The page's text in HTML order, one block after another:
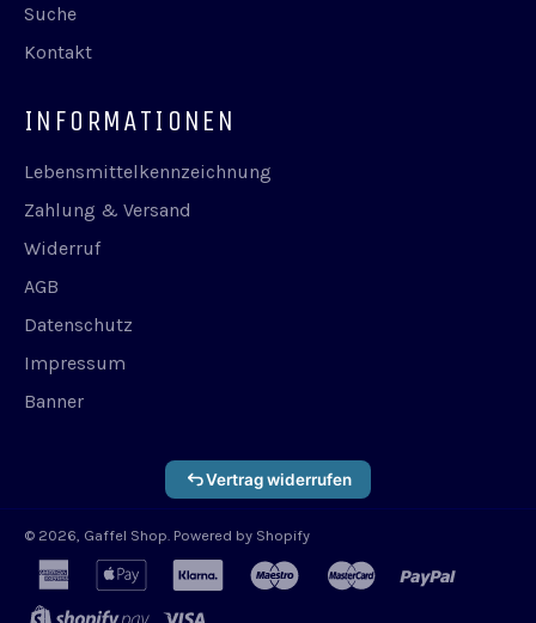
Suche
Kontakt
INFORMATIONEN
Lebensmittelkennzeichnung
Zahlung & Versand
Widerruf
AGB
Datenschutz
Impressum
Banner
Vertrag widerrufen
© 2026, Gaffel Shop . Powered by Shopify
american
express
apple
pay
klarna maestro master
shopify